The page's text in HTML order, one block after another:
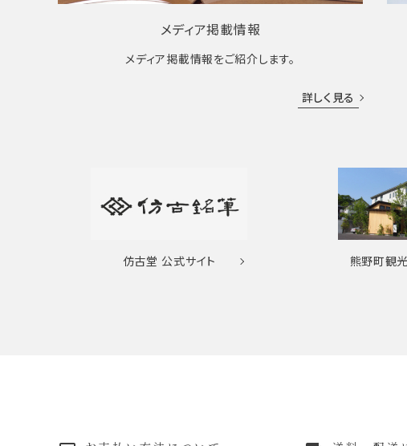
メディア掲載情報
メディア掲載情報をご紹介します。
詳しく見る
仿古堂 公式サイト 熊野町観